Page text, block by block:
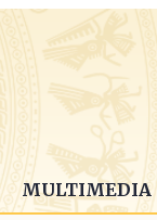
MULTIMEDIA